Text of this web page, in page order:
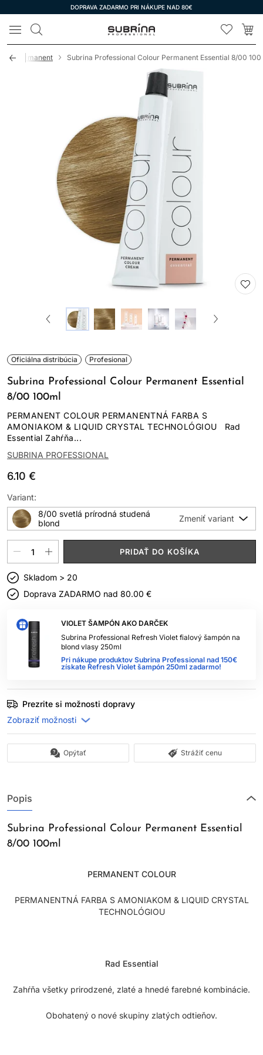
DOPRAVA ZADARMO PRI NÁKUPE NAD 80€
LOMAX
Permanent Subrina Professional Colour Permanent Essential 8/00
Oficiálna distribúcia Profesional
Subrina Professional Colour Permanent Essential
8/00 100ml
PERMANENT COLOUR PERMANENTNÁ FARBA S
AMONIAKOM & LIQUID CRYSTAL TECHNOLÓGIOU Rad
Essential Zahŕňa...
SUBRINA PROFESSIONAL
6.10 €
VIOLET ŠAMPÓN AKO DARČEK
Subrina Professional Refresh Violet fialový šampón na
blond vlasy 250ml
Pri nákupe produktov Subrina Professional nad 150€
získate Refresh Violet šampón 250ml zadarmo!
Variant:
8/00 svetlá prírodná studená
blond
PRIDAŤ DO KOŠÍKA
Skladom > 20
Doprava ZADARMO nad 80.00 €
Prezrite si možnosti dopravy
Opýtať Strážiť cenu
Popis
Subrina Professional Colour Permanent Essential
8/00 100ml
PERMANENT COLOUR
PERMANENTNÁ FARBA S AMONIAKOM & LIQUID CRYSTAL
TECHNOLÓGIOU
Rad Essential
Zahŕňa všetky prirodzené, zlaté a hnedé farebné kombinácie.
Obohatený o nové skupiny zlatých odtieňov.